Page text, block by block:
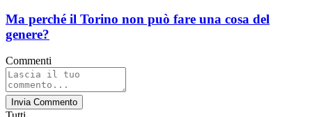
Ma perché il Torino non può fare una cosa del
genere?
Commenti
Invia Commento